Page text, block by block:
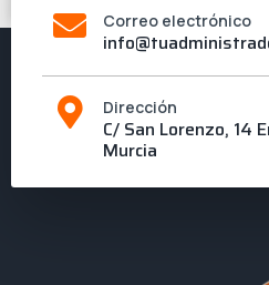
Correo electrónico
Dirección
C/ San Lorenzo, 14
Murcia